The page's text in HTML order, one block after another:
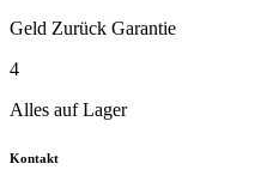
Geld Zurück Garantie
4
Alles auf Lager
Kontakt